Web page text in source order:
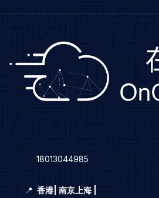
18013044985
📍 香港 南京上海 |